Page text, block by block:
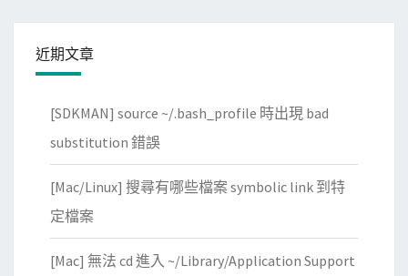
近期文章
[SDKMAN] source ~/.bash_profile 時出現 bad
substitution 錯誤
[Mac/Linux] 搜尋有哪些檔案 symbolic link 到特
定檔案
[Mac] 無法 cd 進入 ~/Library/Application Support